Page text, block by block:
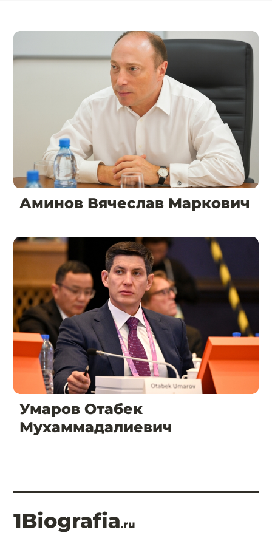
Аминов Вячеслав Маркович
Умаров Отабек
Мухаммадалиевич